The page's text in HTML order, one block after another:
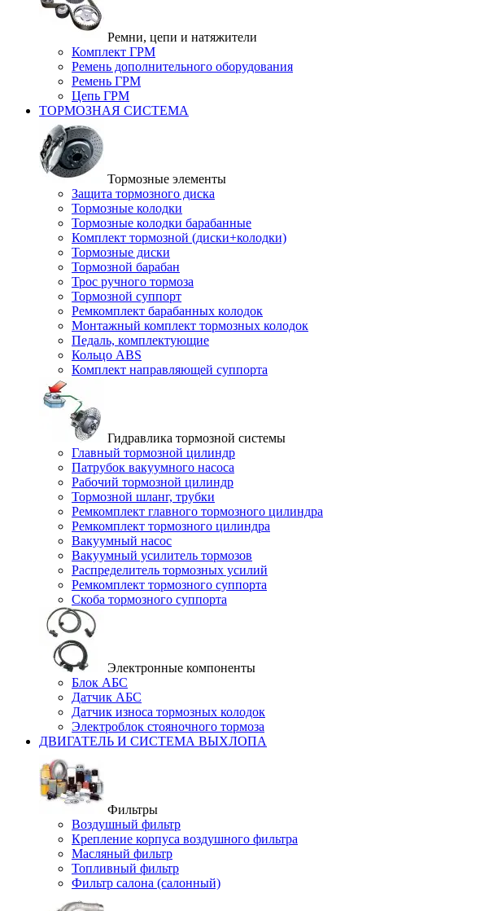
Ремни, цепи и натяжители
Комплект ГРМ
Ремень дополнительного оборудования
Ремень ГРМ
Цепь ГРМ
ТОРМОЗНАЯ СИСТЕМА
Тормозные элементы
Защита тормозного диска
Тормозные колодки
Тормозные колодки барабанные
Комплект тормозной (диски+колодки)
Тормозные диски
Тормозной барабан
Трос ручного тормоза
Тормозной суппорт
Ремкомплект барабанных колодок
Монтажный комплект тормозных колодок
Педаль, комплектующие
Кольцо ABS
Комплект направляющей суппорта
Гидравлика тормозной системы
Главный тормозной цилиндр
Патрубок вакуумного насоса
Рабочий тормозной цилиндр
Тормозной шланг, трубки
Ремкомплект главного тормозного цилиндра
Ремкомплект тормозного цилиндра
Вакуумный насос
Вакуумный усилитель тормозов
Распределитель тормозных усилий
Ремкомплект тормозного суппорта
Скоба тормозного суппорта
Электронные компоненты
Блок АБС
Датчик АБС
Датчик износа тормозных колодок
Электроблок стояночного тормоза
ДВИГАТЕЛЬ И СИСТЕМА ВЫХЛОПА
Фильтры
Воздушный фильтр
Крепление корпуса воздушного фильтра
Масляный фильтр
Топливный фильтр
Фильтр салона (салонный)